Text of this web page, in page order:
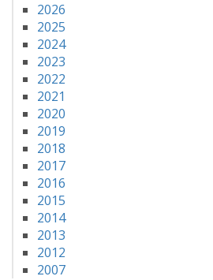
2026
2025
2024
2023
2022
2021
2020
2019
2018
2017
2016
2015
2014
2013
2012
2007